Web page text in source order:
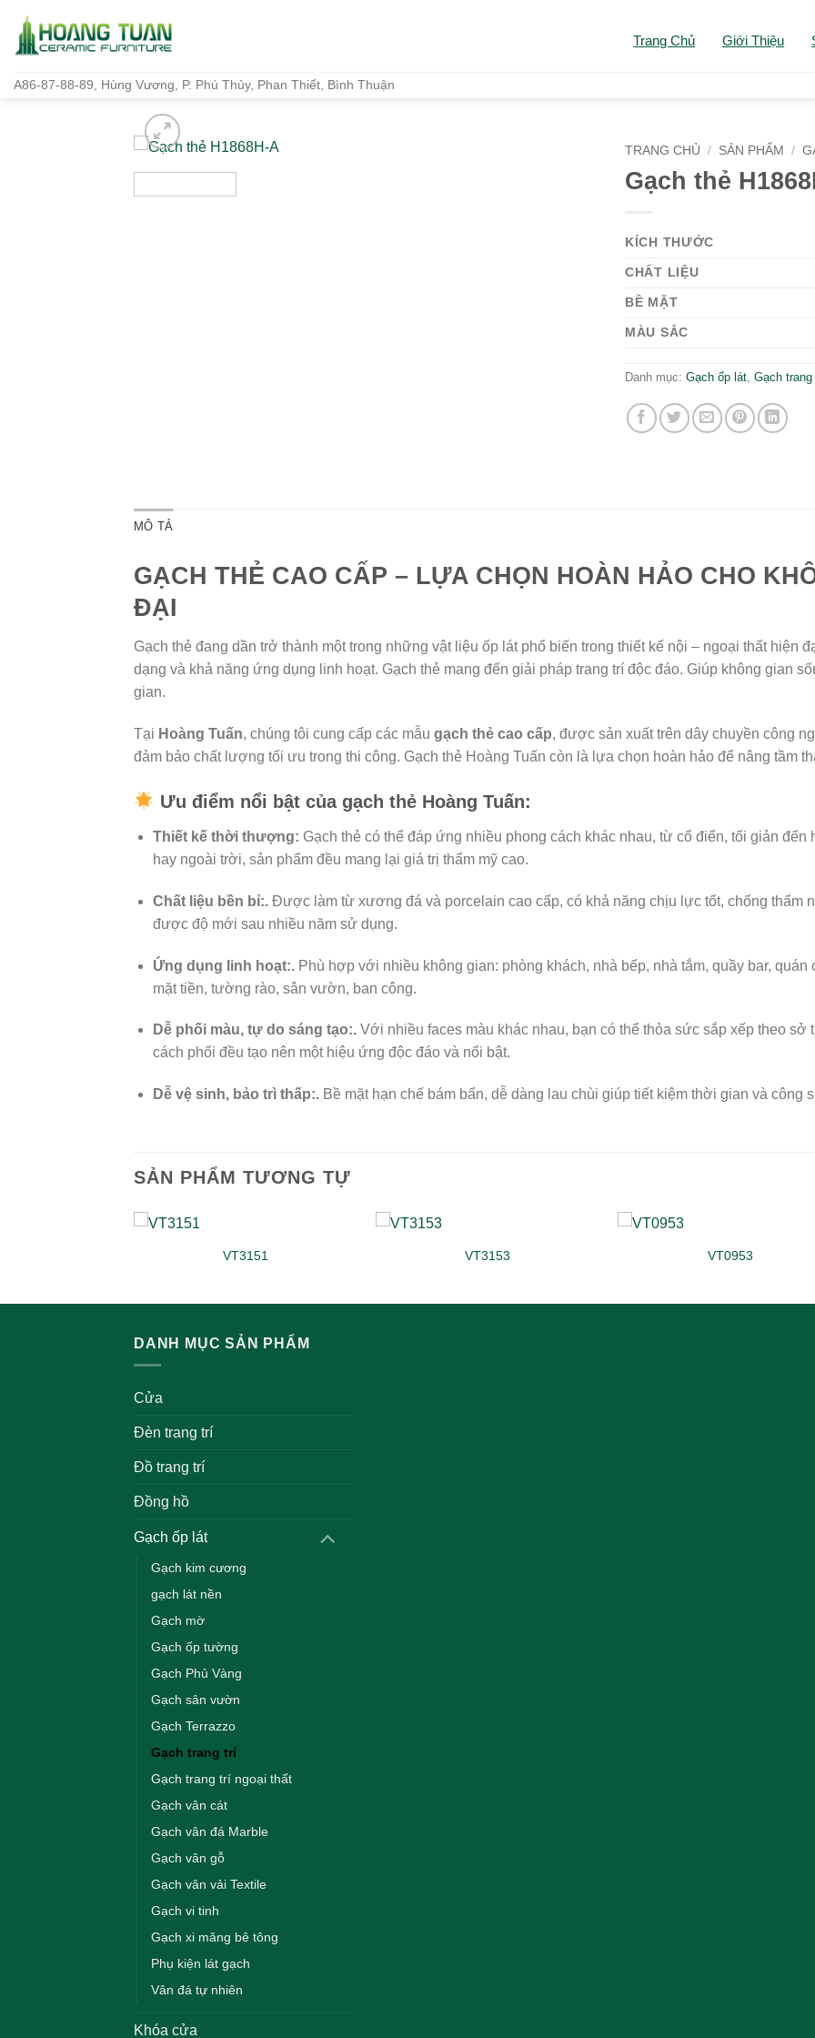
qua
nội
dung
Trang Chủ Giới Thiệu
A86-87-88-89, Hùng Vương, P. Phú Thủy, Phan Thiết, Bình Thuận
TRANG CHỦ / SẢN PHẨM /
Gạch thẻ
KÍCH THƯỚC
CHẤT LIỆU
BỀ MẶT
MÀU SẮC
Danh mục: Gạch ốp lát Gạch
MÔ TẢ
GẠCH THẺ CAO CẤP – LỰA CHỌN HOÀN HẢO CHO
ĐẠI
Gạch thẻ đang dần trở thành một trong những vật liệu ốp lát phổ biến trong thiết kế nội – ngoại thất hiện
dạng và khả năng ứng dụng linh hoạt. Gạch thẻ mang đến giải pháp trang trí độc đáo. Giúp không gian
gian.
Tại Hoàng Tuấn, chúng tôi cung cấp các mẫu gạch thẻ cao cấp, được sản xuất trên dây chuyền công
đảm bảo chất lượng tối ưu trong thi công. Gạch thẻ Hoàng Tuấn còn là lựa chọn hoàn hảo để nâng tầm
Ưu điểm nổi bật của gạch thẻ Hoàng Tuấn:
Thiết kế thời thượng: Gạch thẻ có thể đáp ứng nhiều phong cách khác nhau, từ cổ điển, tối giản
hay ngoài trời, sản phẩm đều mang lại giá trị thẩm mỹ cao.
Chất liệu bền bỉ:.Được làm từ xương đá và porcelain cao cấp, có khả năng chịu lực tốt, chống thấm
được độ mới sau nhiều năm sử dụng.
Ứng dụng linh hoạt:. Phù hợp với nhiều không gian: phòng khách, nhà bếp, nhà tắm, quầy bar,
mặt tiền, tường rào, sân vườn, ban công.
Dễ phối màu, tự do sáng tạo:. Với nhiều faces màu khác nhau, bạn có thể thỏa sức sắp xếp theo sở
cách phối đều tạo nên một hiệu ứng độc đáo và nổi bật.
Dễ vệ sinh, bảo trì thấp:. Bề mặt hạn chế bám bẩn, dễ dàng lau chùi giúp tiết kiệm thời gian và công
SẢN PHẨM TƯƠNG TỰ
VT3151 VT3153 VT0953
DANH MỤC SẢN PHẨM
Cửa
Đèn trang trí
Đồ trang trí
Đồng hồ
Gạch ốp lát
Gạch kim cương
gạch lát nền
Gạch mờ
Gạch ốp tường
Gạch Phủ Vàng
Gạch sân vườn
Gạch Terrazzo
Gạch trang trí
Gạch trang trí ngoại thất
Gạch vân cát
Gạch vân đá Marble
Gạch vân gỗ
Gạch vân vải Textile
Gạch vi tinh
Gạch xi măng bê tông
Phụ kiện lát gạch
Vân đá tự nhiên
Khóa cửa